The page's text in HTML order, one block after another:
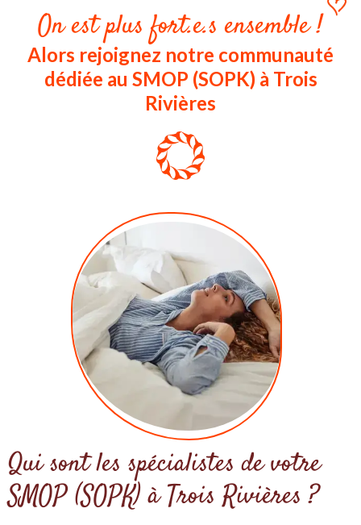
On est plus fort.e.s ensemble !
Alors rejoignez notre communauté
dédiée au SMOP (SOPK) à Trois
Rivières
Qui sont les spécialistes de votre
SMOP (SOPK) à Trois Rivières ?